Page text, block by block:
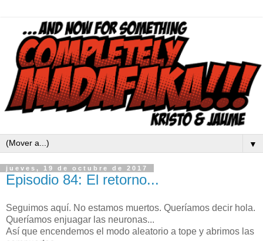
▼
jueves, 19 de octubre de 2017
Episodio 84: El retorno...
Seguimos aquí. No estamos muertos. Queríamos decir hola.
Queríamos enjuagar las neuronas...
Así que encendemos el modo aleatorio a tope y abrimos las